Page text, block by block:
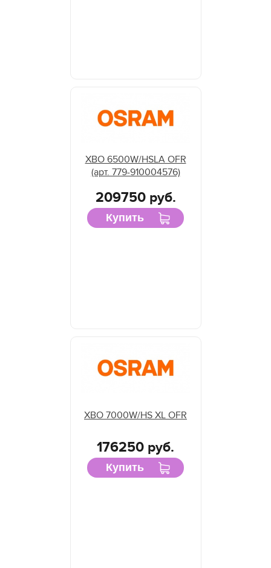
XBO 6500W/HSLA OFR
(арт. 779-910004576)
209750 руб.
Купить
XBO 7000W/HS XL OFR
176250 руб.
Купить